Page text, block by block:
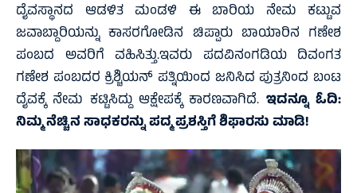
ದೈವಸ್ಥಾನದ ಆಡಳಿತ ಮಂಡಳಿ ಈ ಬಾರಿಯ ನೇಮ ಕಟ್ಟುವ
ಜವಾಬ್ದಾರಿಯನ್ನು ಕಾಸರಗೋಡಿನ ಚಿಪ್ಪಾರು ಬಾಯಾರಿನ ಗಣೇಶ
ಪಂಬದ ಅವರಿಗೆ ವಹಿಸಿತ್ತು.ಇವರು ಪದವಿನಂಗಡಿಯ ದಿವಂಗತ
ಗಣೇಶ ಪಂಬದರ ಕ್ರಿಶ್ಚಿಯನ್ ಪತ್ನಿಯಿಂದ ಜನಿಸಿದ ಪುತ್ರನಿಂದ ಬಂಟ
ದೈವಕ್ಕೆ ನೇಮ ಕಟ್ಟಿಸಿದ್ದು ಆಕ್ಷೇಪಕ್ಕೆ ಕಾರಣವಾಗಿದೆ. ಇದನ್ನೂ ಓದಿ:
ನಿಮ್ಮ ನೆಚ್ಚಿನ ಸಾಧಕರನ್ನು ಪದ್ಮ ಪ್ರಶಸ್ತಿಗೆ ಶಿಫಾರಸು ಮಾಡಿ!